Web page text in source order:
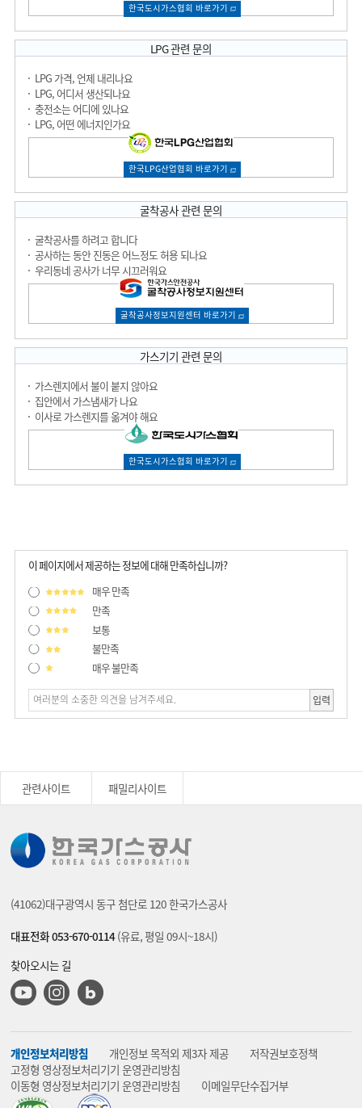
한국도시가스협회 바로가기
LPG 관련 문의
LPG 가격, 언제 내리나요
LPG, 어디서 생산되나요
충전소는 어디에 있나요
LPG, 어떤 에너지인가요
한국LPG산업협회 바로가기
굴착공사 관련 문의
굴착공사를 하려고 합니다
공사하는 동안 진동은 어느정도 허용 되나요
우리동네 공사가 너무 시끄러워요
굴착공사정보지원센터 바로가기
가스기기 관련 문의
가스렌지에서 불이 붙지 않아요
집안에서 가스냄새가 나요
이사로 가스렌지를 옮겨야 해요
한국도시가스협회 바로가기
이 페이지에서 제공하는 정보에 대해 만족하십니까?
매우 만족
만족
보통
불만족
매우 불만족
입력
관련사이트 패밀리사이트
(41062)대구광역시 동구 첨단로 120 한국가스공사
대표전화 053-670-0114(유료, 평일 09시~18시)
찾아오시는 길
유튜브인스타그램블로그
개인정보처리방침 개인정보 목적외 제3자 제공
저작권보호정책
고정형 영상정보처리기기 운영관리방침
이동형 영상정보처리기기 운영관리방침
이메일무단수집거부